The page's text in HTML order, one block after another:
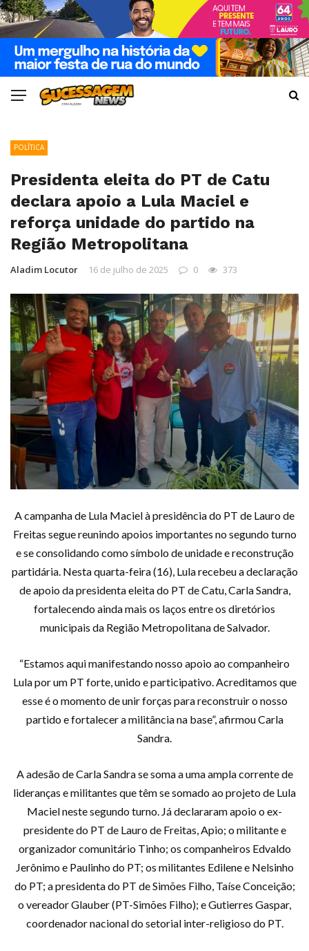
POLÍTICA
Presidenta eleita do PT de Catu
declara apoio a Lula Maciel e
reforça unidade do partido na
Região Metropolitana
Aladim Locutor 16 de julho de 2025 0 373
A campanha de Lula Maciel à presidência do PT de Lauro de
Freitas segue reunindo apoios importantes no segundo turno
e se consolidando como símbolo de unidade e reconstrução
partidária. Nesta quarta-feira (16), Lula recebeu a declaração
de apoio da presidenta eleita do PT de Catu, Carla Sandra,
fortalecendo ainda mais os laços entre os diretórios
municipais da Região Metropolitana de Salvador.
“Estamos aqui manifestando nosso apoio ao companheiro
Lula por um PT forte, unido e participativo. Acreditamos que
esse é o momento de unir forças para reconstruir o nosso
partido e fortalecer a militância na base”, afirmou Carla
Sandra.
A adesão de Carla Sandra se soma a uma ampla corrente de
lideranças e militantes que têm se somado ao projeto de Lula
Maciel neste segundo turno. Já declararam apoio o ex-
presidente do PT de Lauro de Freitas, Apio; o militante e
organizador comunitário Tinho; os companheiros Edvaldo
Jerônimo e Paulinho do PT; os militantes Edilene e Nelsinho
do PT; a presidenta do PT de Simões Filho, Taíse Conceição;
o vereador Glauber (PT-Simões Filho); e Gutierres Gaspar,
coordenador nacional do setorial inter-religioso do PT.